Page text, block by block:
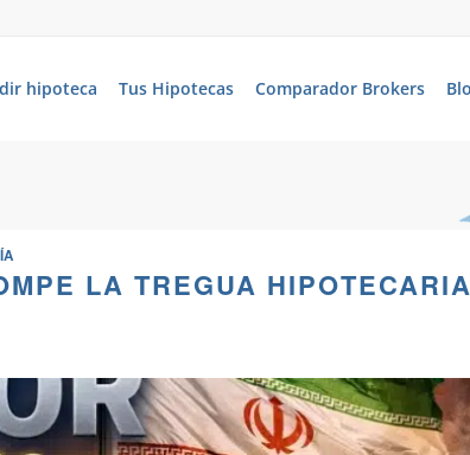
hipoteca Tus Hipotecas Comparador Brokers
LA TREGUA